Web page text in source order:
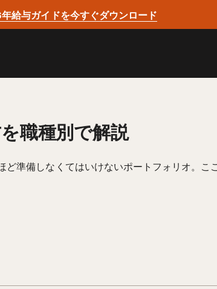
給与ガイドを今すぐダウンロード
職種別で解説
ど準備しなくてはいけないポートフォリオ。